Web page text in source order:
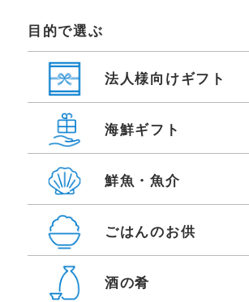
目的で選ぶ
法人様向けギフト
海鮮ギフト
鮮魚・魚介
ごはんのお供
酒の肴